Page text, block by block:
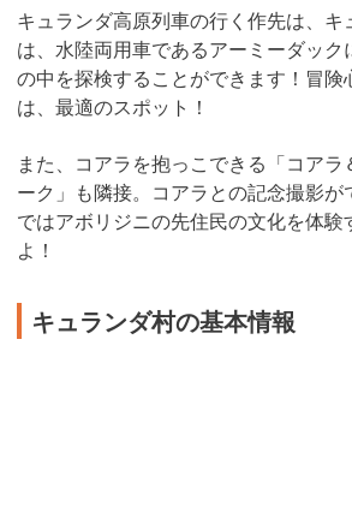
キュランダ高原列車の行く作先は、
は、水陸両用車であるアーミーダッ
の中を探検することができます！冒険
は、最適のスポット！
また、コアラを抱っこできる「コア
ーク」も隣接。コアラとの記念撮影が
ではアボリジニの先住民の文化を体験
よ！
キュランダ村の基本情報